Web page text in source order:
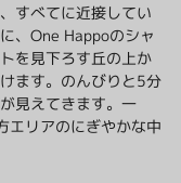
すべてに近接してい
、One Happoのシャ
を見下ろす丘の上か
ます。のんびりと5分
見えてきます。一
エリアのにぎやかな中